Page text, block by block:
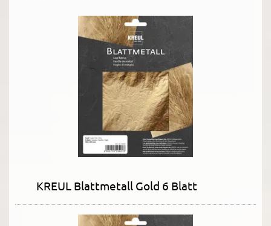
KREUL Blattmetall Gold 6 Blatt